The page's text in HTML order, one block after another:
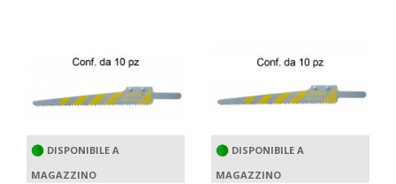
DISPONIBILE A
MAGAZZINO
DISPONIBILE A
MAGAZZINO